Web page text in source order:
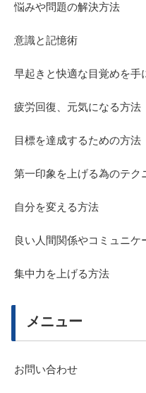
悩みや問題の解決方法
意識と記憶術
早起きと快適な目覚めを手
疲労回復、元気になる方法
目標を達成するための方法
第一印象を上げる為のテク
自分を変える方法
良い人間関係やコミュニケ
集中力を上げる方法
メニュー
お問い合わせ